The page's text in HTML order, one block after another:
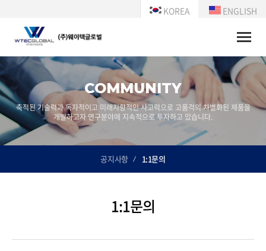
KOREA ENGLISH
Toggle
COMMUNITY
축적된 기술력과 독자적이고 미래지향적인 사고력으로 고품걱의 차별화된 제품을
개발하고자 연구분야에 지속적으로 투자하고 있습니다.
공지사항 1:1문의
1:1문의